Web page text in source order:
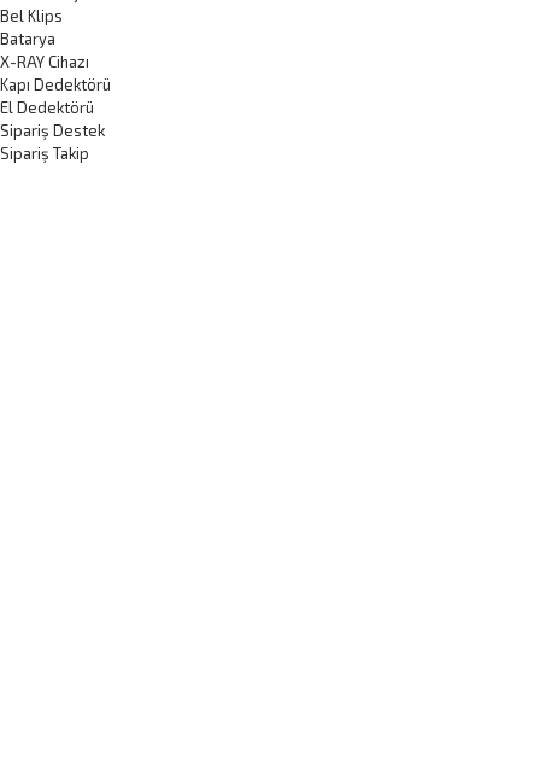
Bel Klips
Batarya
X-RAY Cihazı
Kapı Dedektörü
El Dedektörü
Sipariş Destek
Sipariş Takip